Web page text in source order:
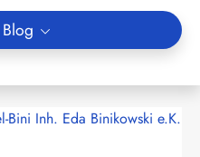
Blog
Bini Inh. Eda Binikowski e.K.